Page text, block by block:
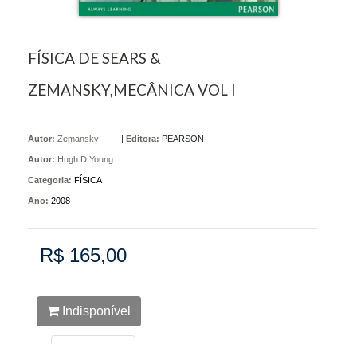
FÍSICA DE SEARS &
ZEMANSKY,MECÂNICA VOL I
Autor: Zemansky
Autor: Hugh D.Young
| Editora: PEARSON
Categoria: FÍSICA
Ano: 2008
R$ 165,00
Indisponível